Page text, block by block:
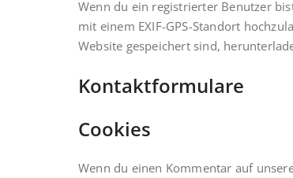
Wenn du ein registrierter Benutzer
mit einem EXIF-GPS-Standort
Website gespeichert sind,
Kontaktformulare
Cookies
Wenn du einen Kommentar auf